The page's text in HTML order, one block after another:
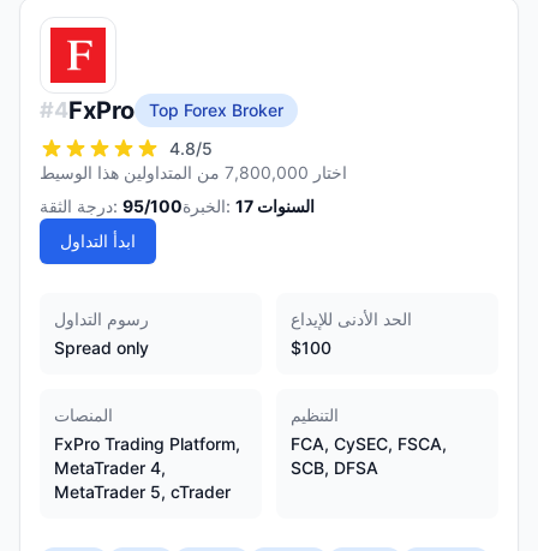
#4FxPro
Top Forex Broker
4.8/5
اختار 7,800,000 من المتداولين هذا الوسيط
درجة الثقة: 95/100 الخبرة: 17 السنوات
ابدأ التداول
رسوم التداول
Spread only
الحد الأدنى للإيداع
$100
المنصات
FxPro Trading Platform,
MetaTrader 4,
MetaTrader 5, cTrader
التنظيم
FCA, CySEC, FSCA,
SCB, DFSA